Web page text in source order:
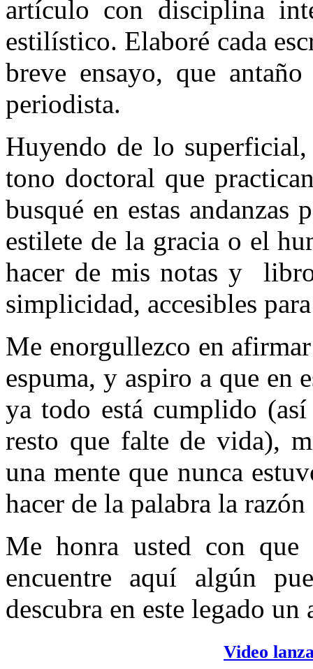
artículo con disciplina
estilístico. Elaboré cada
breve ensayo, que
periodista.
Huyendo de lo
tono doctoral que
busqué en estas andanzas
estilete de la gracia o el
hacer de mis notas y
simplicidad, accesibles
Me enorgullezco en
espuma, y aspiro a que en
ya todo está cumplido
resto que falte de vida),
una mente que nunca
hacer de la palabra la
Me honra usted con que
encuentre aquí algún
descubra en este legado
Video